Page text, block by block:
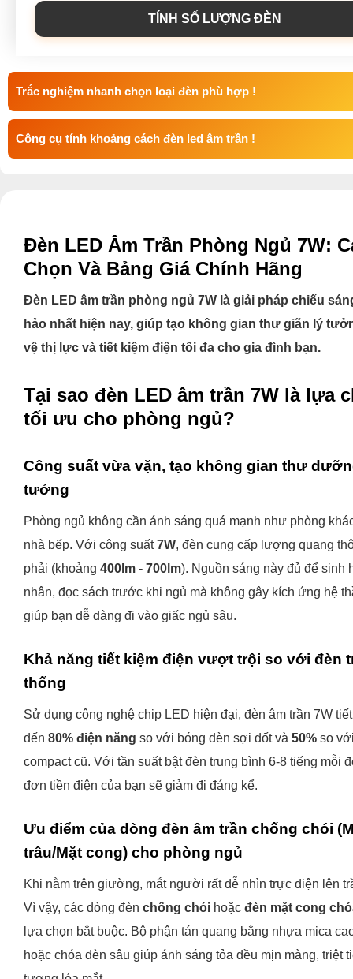
TÍNH SỐ LƯỢNG ĐÈN
Trắc nghiệm nhanh chọn loại đèn phù hợp !
Công cụ tính khoảng cách đèn led âm trần !
Đèn LED Âm Trần Phòng Ngủ 7W:
Chọn Và Bảng Giá Chính Hãng
Đèn LED âm trần phòng ngủ 7W là giải pháp chiếu
hảo nhất hiện nay, giúp tạo không gian thư giãn lý
vệ thị lực và tiết kiệm điện tối đa cho gia đình bạn.
Tại sao đèn LED âm trần 7W là lựa
tối ưu cho phòng ngủ?
Công suất vừa vặn, tạo không gian thư
tưởng
Phòng ngủ không cần ánh sáng quá mạnh như phòng
nhà bếp. Với công suất7W, đèn cung cấp lượng quang
phải (khoảng 400lm - 700lm). Nguồn sáng này đủ để sinh
nhân, đọc sách trước khi ngủ mà không gây kích ứng hệ
giúp bạn dễ dàng đi vào giấc ngủ sâu.
Khả năng tiết kiệm điện vượt trội so với đèn
thống
Sử dụng công nghệ chip LED hiện đại, đèn âm trần 7W
đến 80% điện năng so với bóng đèn sợi đốt và 50% so
compact cũ. Với tần suất bật đèn trung bình 6-8 tiếng mỗi
đơn tiền điện của bạn sẽ giảm đi đáng kể.
Ưu điểm của dòng đèn âm trần chống chói
trâu/Mặt cong) cho phòng ngủ
Khi nằm trên giường, mắt người rất dễ nhìn trực diện lên
Vì vậy, các dòng đèn chống chói hoặc đèn mặt cong
lựa chọn bắt buộc. Bộ phận tán quang bằng nhựa mica
hoặc chóa đèn sâu giúp ánh sáng tỏa đều mịn màng, triệt